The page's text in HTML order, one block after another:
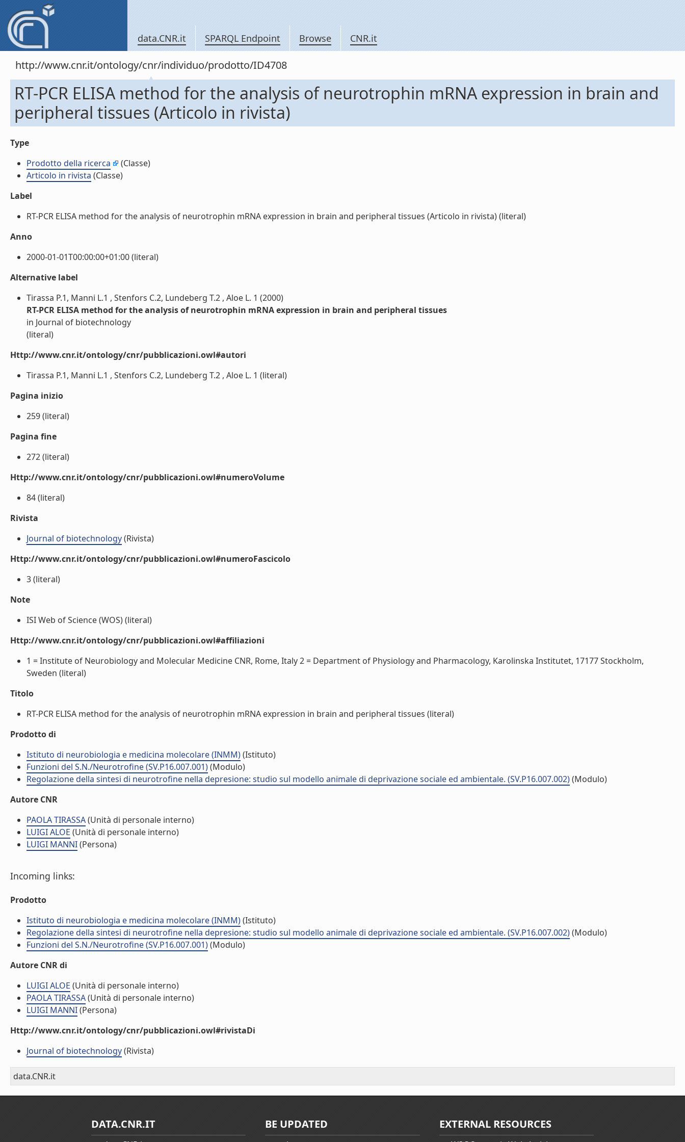
data.CNR.it SPARQL Endpoint Browse CNR.it
http://www.cnr.it/ontology/cnr/individuo/prodotto/ID4708
RT-PCR ELISA method for the analysis of neurotrophin mRNA expression in brain and
peripheral tissues (Articolo in rivista)
Type
Prodotto della ricerca
(Classe)
Articolo in rivista (Classe)
Label
RT-PCR ELISA method for the analysis of neurotrophin mRNA expression in brain and peripheral tissues (Articolo in rivista) (literal)
Anno
2000-01-01T00:00:00+01:00 (literal)
Alternative label
Tirassa P.1, Manni L.1 , Stenfors C.2, Lundeberg T.2 , Aloe L. 1 (2000)
RT-PCR ELISA method for the analysis of neurotrophin mRNA expression in brain and peripheral tissues
in Journal of biotechnology
(literal)
Http://www.cnr.it/ontology/cnr/pubblicazioni.owl#autori
Tirassa P.1, Manni L.1 , Stenfors C.2, Lundeberg T.2 , Aloe L. 1 (literal)
Pagina inizio
259 (literal)
Pagina fine
272 (literal)
Http://www.cnr.it/ontology/cnr/pubblicazioni.owl#numeroVolume
84 (literal)
Rivista
Journal of biotechnology(Rivista)
Http://www.cnr.it/ontology/cnr/pubblicazioni.owl#numeroFascicolo
3 (literal)
Note
ISI Web of Science (WOS) (literal)
Http://www.cnr.it/ontology/cnr/pubblicazioni.owl#affiliazioni
1 = Institute of Neurobiology and Molecular Medicine CNR, Rome, Italy 2 = Department of Physiology and Pharmacology, Karolinska Institutet, 17177 Stockholm,
Sweden (literal)
Titolo
RT-PCR ELISA method for the analysis of neurotrophin mRNA expression in brain and peripheral tissues (literal)
Prodotto di
Istituto di neurobiologia e medicina molecolare (INMM)(Istituto)
Funzioni del S.N./Neurotrofine (SV.P16.007.001)(Modulo)
Regolazione della sintesi di neurotrofine nella depresione: studio sul modello animale di deprivazione sociale ed ambientale. (SV.P16.007.002)(Modulo)
Autore CNR
PAOLA TIRASSA(Unità di personale interno)
LUIGI ALOE (Unità di personale interno)
LUIGI MANNI(Persona)
Incoming links:
Prodotto
Istituto di neurobiologia e medicina molecolare (INMM)(Istituto)
Regolazione della sintesi di neurotrofine nella depresione: studio sul modello animale di deprivazione sociale ed ambientale. (SV.P16.007.002)(Modulo)
Funzioni del S.N./Neurotrofine (SV.P16.007.001)(Modulo)
Autore CNR di
LUIGI ALOE (Unità di personale interno)
PAOLA TIRASSA(Unità di personale interno)
LUIGI MANNI(Persona)
Http://www.cnr.it/ontology/cnr/pubblicazioni.owl#rivistaDi
Journal of biotechnology(Rivista)
data.CNR.it
DATA.CNR.IT BE UPDATED EXTERNAL RESOURCES